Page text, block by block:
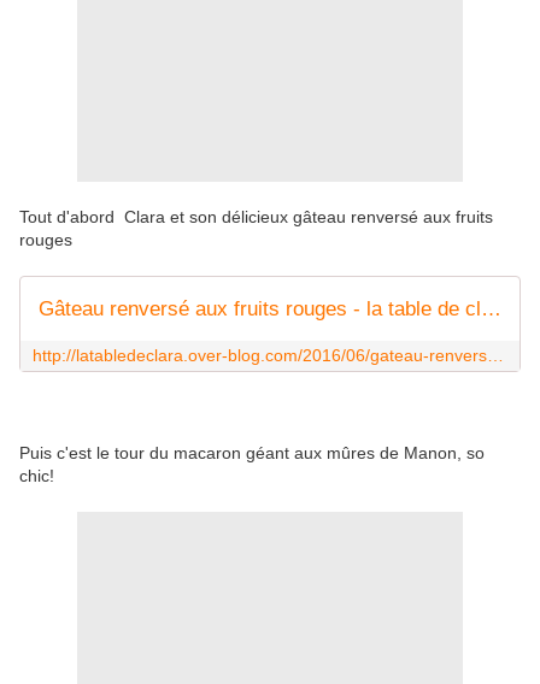
Tout d'abord Clara et son délicieux gâteau renversé aux fruits
rouges
Gâteau renversé aux fruits rouges - la table de clara
Puis c'est le tour du macaron géant aux mûres de Manon, so
chic!